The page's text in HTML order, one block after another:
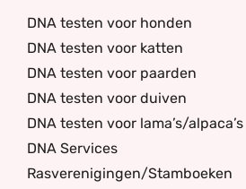
DNA testen voor honden
DNA testen voor katten
DNA testen voor paarden
DNA testen voor duiven
DNA testen voor lama’s/alpaca’s
DNA Services
Rasverenigingen/Stamboeken